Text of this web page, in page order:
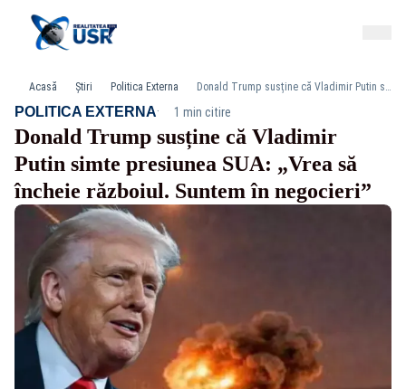
Acasă Știri Politica Externa Donald Trump susține că Vladimir Putin simte presiunea SUA: „Vrea să încheie războiul. Suntem în negocieri”
POLITICA EXTERNA· 1 min citire
Donald Trump susține că Vladimir
Putin simte presiunea SUA: „Vrea să
încheie războiul. Suntem în negocieri”